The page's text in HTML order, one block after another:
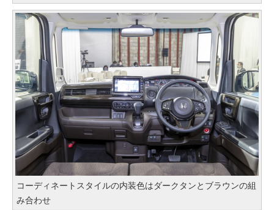
コーディネートスタイルの内装色はダークタンとブラウンの組
み合わせ